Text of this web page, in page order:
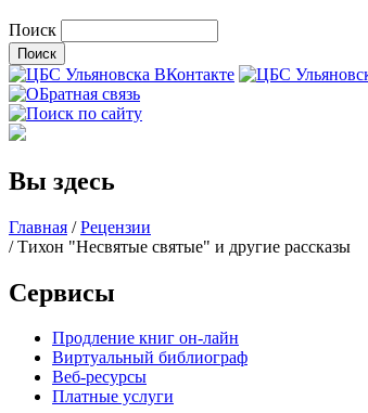
Поиск
Вы здесь
Главная / Рецензии
/ Тихон "Несвятые святые" и другие рассказы
Сервисы
Продление книг он-лайн
Виртуальный библиограф
Веб-ресурсы
Платные услуги